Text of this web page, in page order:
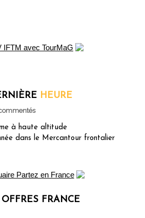
HEURE
à haute altitude
dans le Mercantour frontalier
OFFRES FRANCE